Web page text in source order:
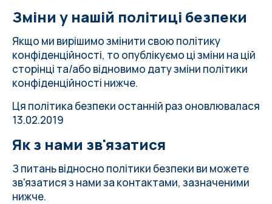
Зміни у нашій політиці безпеки
Якщо ми вирішимо змінити свою політику
конфіденційності, то опублікуємо ці зміни на цій
сторінці та/або відновимо дату зміни політики
конфіденційності нижче.
Ця політика безпеки останній раз оновлювалася
13.02.2019
Як з нами зв'язатися
З питань відносно політики безпеки ви можете
зв'язатися з нами за контактами, зазначеними
нижче.